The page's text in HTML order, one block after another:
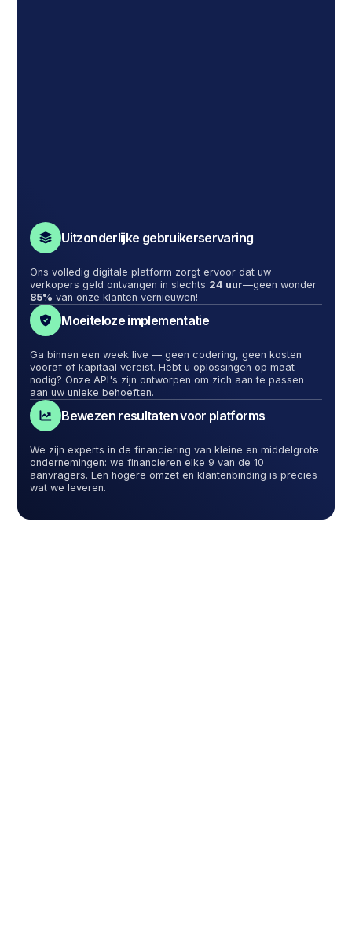
Uitzonderlijke gebruikerservaring
Ons volledig digitale platform zorgt ervoor dat uw
verkopers geld ontvangen in slechts 24 uur—geen wonder
85% van onze klanten vernieuwen!
Moeiteloze implementatie
Ga binnen een week live — geen codering, geen kosten
vooraf of kapitaal vereist. Hebt u oplossingen op maat
nodig? Onze API's zijn ontworpen om zich aan te passen
aan uw unieke behoeften.
Bewezen resultaten voor platforms
We zijn experts in de financiering van kleine en middelgrote
ondernemingen: we financieren elke 9 van de 10
aanvragers. Een hogere omzet en klantenbinding is precies
wat we leveren.